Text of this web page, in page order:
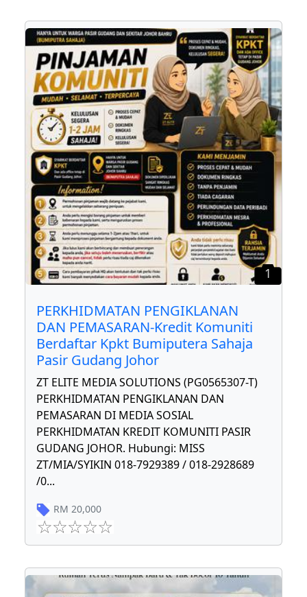
1
PERKHIDMATAN PENGIKLANAN
DAN PEMASARAN-Kredit Komuniti
Berdaftar Kpkt Bumiputera Sahaja
Pasir Gudang Johor
ZT ELITE MEDIA SOLUTIONS (PG0565307-T)
PERKHIDMATAN PENGIKLANAN DAN
PEMASARAN DI MEDIA SOSIAL
PERKHIDMATAN KREDIT KOMUNITI PASIR
GUDANG JOHOR. Hubungi: MISS
ZT/MIA/SYIKIN 018-7929389 / 018-2928689
/0...
RM 20,000